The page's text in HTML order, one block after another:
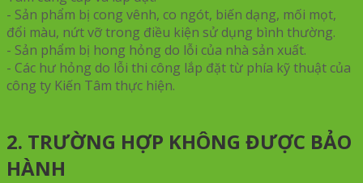
- Sản phẩm bị cong vênh, co ngót, biến dạng, mối mọt,
đổi màu, nứt vỡ trong điều kiện sử dụng bình thường.
- Sản phẩm bị hong hỏng do lỗi của nhà sản xuất.
- Các hư hỏng do lỗi thi công lắp đặt từ phía kỹ thuật của
công ty Kiến Tâm thực hiện.
2. TRƯỜNG HỢP KHÔNG ĐƯỢC BẢO
HÀNH